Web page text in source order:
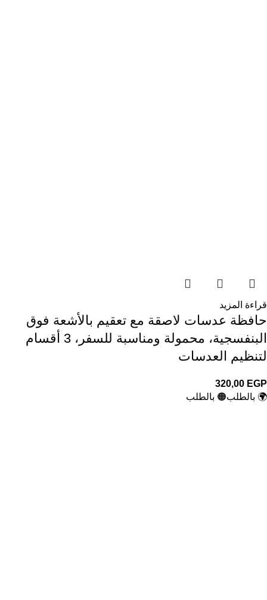
قراءة المزيد
حافظة عدسات لاصقة مع تعقيم بالأشعة فوق
البنفسجية، محمولة ومناسبة للسفر، 3 أقسام
لتنظيم العدسات
320,00 EGP
🌍 بالطلب🟠 بالطلب